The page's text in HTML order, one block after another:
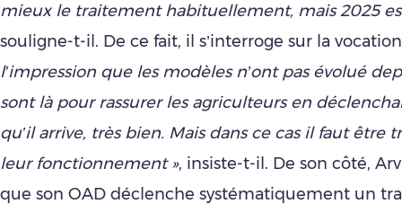
mieux le traitement habituellement, mais 2025
souligne-t-il. De ce fait, il s’interroge sur la
l’impression que les modèles n’ont pas évolué
sont là pour rassurer les agriculteurs en
qu’il arrive, très bien. Mais dans ce cas il faut être
leur fonctionnement », insiste-t-il. De son côté,
que son OAD déclenche systématiquement un